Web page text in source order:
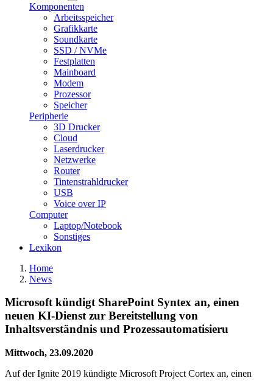
Komponenten
Arbeitsspeicher
Grafikkarte
Soundkarte
SSD / NVMe
Festplatten
Mainboard
Modem
Prozessor
Speicher
Peripherie
3D Drucker
Cloud
Laserdrucker
Netzwerke
Router
Tintenstrahldrucker
USB
Voice over IP
Computer
Laptop/Notebook
Sonstiges
Lexikon
Home
News
Microsoft kündigt SharePoint Syntex an, einen
neuen KI-Dienst zur Bereitstellung von
Inhaltsverständnis und Prozessautomatisieru
Mittwoch, 23.09.2020
Auf der Ignite 2019 kündigte Microsoft Project Cortex an, einen